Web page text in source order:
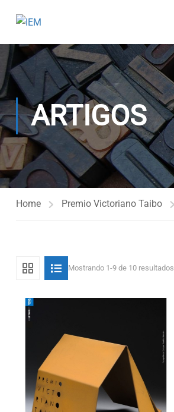
ARTIGOS
Home Premio Victoriano Taibo
Mostrando 1-9 de 10 resultados